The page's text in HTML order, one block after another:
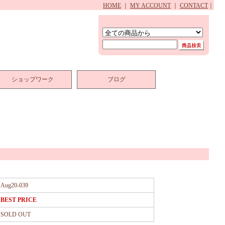
HOME MY ACCOUNT CONTACT
ショップワーク ブログ
Aug20-039
BEST PRICE
SOLD OUT